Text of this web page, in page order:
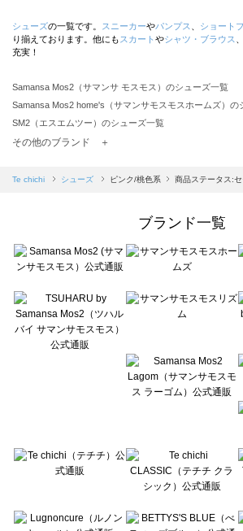
シューズの一覧です。 スニーカーやパンプス ショート
り揃えております。他にも スカート やシャツ・ブラウス
充実！
Samansa Mos2（サマンサ モスモス）のシューズ一覧
Samansa Mos2 home's（サマンサモスモスホームズ）の
SM2（エスエムツー）のシューズ一覧
TSUHARU by Samansa Mos2（ツハルバイサマンサモス
Samansa Mos2 blue（サマンサモスモス ブルー）のシュ
sō4ū（ソウフォーユー）のシューズ一覧
Te chichi（テチチ）のシューズ一覧
Te chichi CLASSIC（テチチ クラシック）のシューズ一覧
Lugnoncure（ルノンキュール）のシューズ一覧
BETTY'S BLUE（べティーズブルー）のシューズ一覧
Wpc.（ワールドパーティー）のシューズ一覧
その他のブランド ＋
Te chichi シューズ ピンク/桃色系 商品ステータス:
ブランド一覧